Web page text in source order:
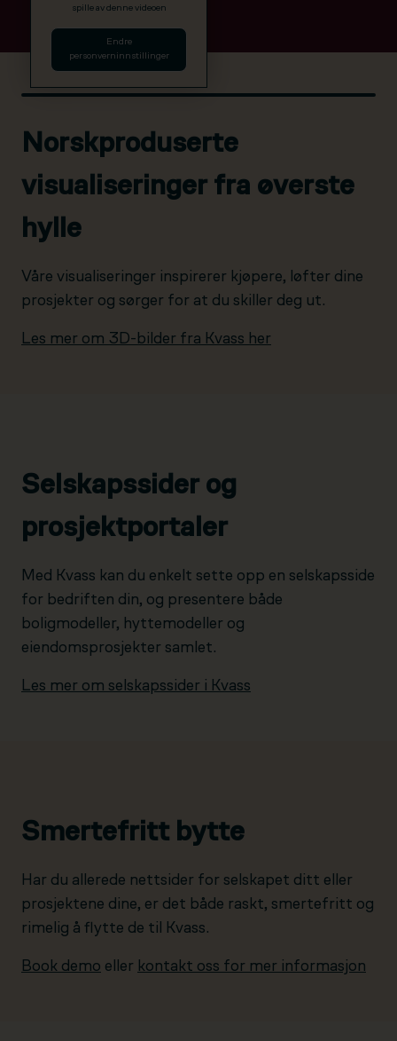
spille av denne videoen
Endre
personverninnstillinger
Norskproduserte
visualiseringer fra øverste
hylle
Våre visualiseringer inspirerer kjøpere, løfter dine
prosjekter og sørger for at du skiller deg ut.
Les mer om 3D-bilder fra Kvass her
Selskapssider og
prosjektportaler
Med Kvass kan du enkelt sette opp en selskapsside
for bedriften din, og presentere både
boligmodeller, hyttemodeller og
eiendomsprosjekter samlet.
Les mer om selskapssider i Kvass
Smertefritt bytte
Har du allerede nettsider for selskapet ditt eller
prosjektene dine, er det både raskt, smertefritt og
rimelig å flytte de til Kvass.
Book demo eller kontakt oss for mer informasjon